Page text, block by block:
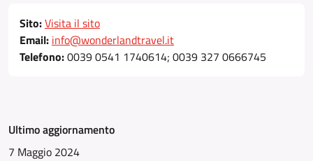
Sito:Visita il sito
Email: info@wonderlandtravel.it
Telefono:0039 0541 1740614; 0039 327 0666745
Ultimo aggiornamento
7 Maggio 2024